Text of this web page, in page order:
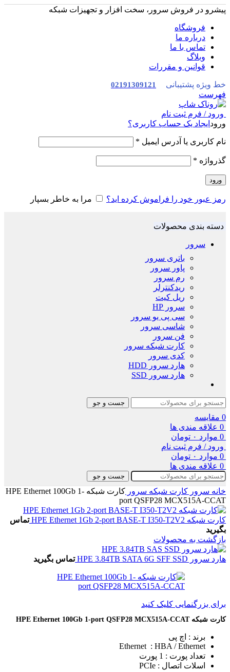
پیشرو در فروش سرور، سخت افزار و تجهیزات شبکه
فروشگاه
درباره ما
تماس با ما
وبلاگ
قوانین و مقررات
خط ویژه پشتیبانی 02191309121
فهرست
ورود / فرم ثبت نام
ورود ایجاد یک حساب کاربری؟
نام کاربری یا آدرس ایمیل *
گذرواژه *
ورود
رمز عبور خود را فراموش کرده اید؟ مرا به خاطر بسپار
دسته بندی محصولات
سرور
باتری سرور
پاور سرور
رم سرور
ریدکنترلر
ریل کیت
سرور HP
سی پی یو سرور
شاسی سرور
فن سرور
کارت شبکه سرور
کدی سرور
هارد سرور HDD
هارد سرور SSD
جست و جو
0 مقایسه
0 علاقه مندی ها
0 موارد ۰ تومان
ورود / فرم ثبت نام
0 موارد ۰ تومان
0 علاقه مندی ها
جست و جو
خانه سرور کارت شبکه سرور
کارت شبکه HPE Ethernet 100Gb 1-
port QSFP28 MCX515A-CCAT
کارت شبکه HPE Ethernet 1Gb 2-port BASE-T I350-T2V2
تماس
بگیرید
بازگشت به محصولات
هارد سرور HPE 3.84TB SATA 6G SFF SSD تماس بگیرید
برای بزرگنمایی کلیک کنید
کارت شبکه HPE Ethernet 100Gb 1-port QSFP28 MCX515A-CCAT
برند : اچ پی
Ethernet : HBA / Ethernet
تعداد پورت : 1 پورت
اسلات اتصال : PCIe